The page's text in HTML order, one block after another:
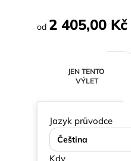
od 2 405,00 Kč
JEN TENTO
VÝLET
Jazyk průvodce
Čeština
Kdy